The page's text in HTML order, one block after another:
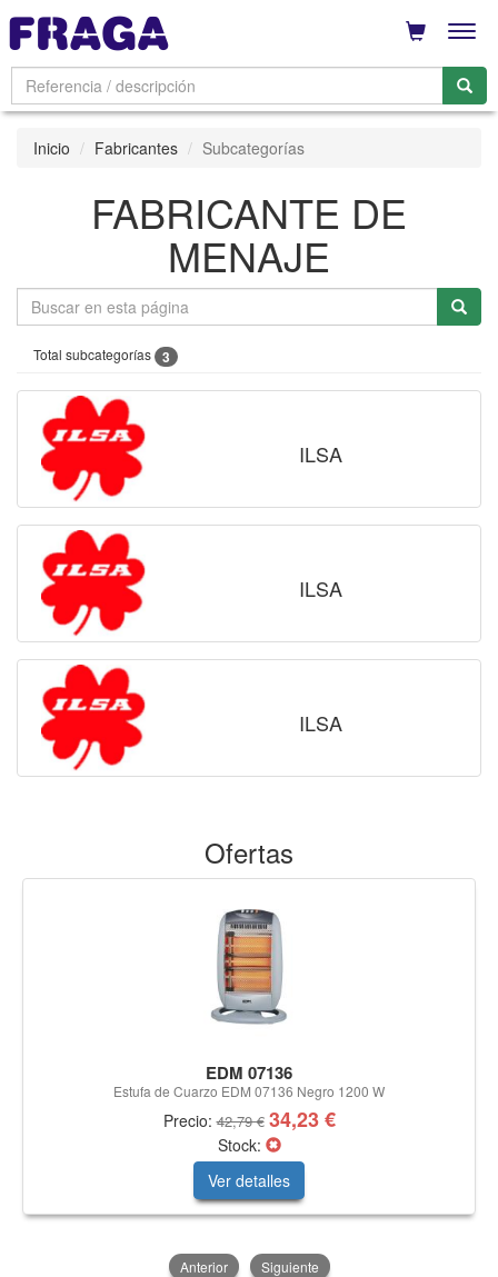
Inicio Fabricantes Subcategorías
FABRICANTE DE
MENAJE
Total subcategorías 3
ILSA
ILSA
ILSA
Ofertas
EDM 07136
Estufa de Cuarzo EDM 07136 Negro 1200 W
Precio:42,79 € 34,23 €
Stock:
Ver detalles
Anterior Siguiente